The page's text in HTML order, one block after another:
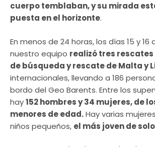
cuerpo temblaban, y su mirada
puesta en el horizonte.
En menos de 24 horas, los días 15 y 16
nuestro equipo realizó tres rescates
de búsqueda y rescate de Malta y
internacionales, llevando a 186
bordo del Geo Barents. Entre los
hay152 hombres y 34 mujeres, de
menores de edad.Hay varias
niños pequeños, el más joven de